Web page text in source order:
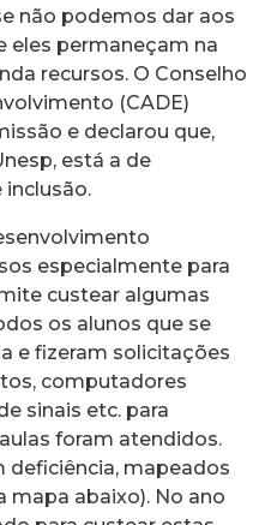
não podemos dar aos
eles permaneçam na
recursos. O Conselho
(CADE)
e declarou que,
está a de
inclusão.
especialmente para
custear algumas
os alunos que se
e fizeram solicitações
computadores
sinais etc. para
foram atendidos.
deficiência, mapeados
mapa abaixo). No ano